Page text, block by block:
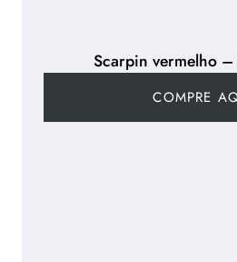
Scarpin vermelho
COMPRE